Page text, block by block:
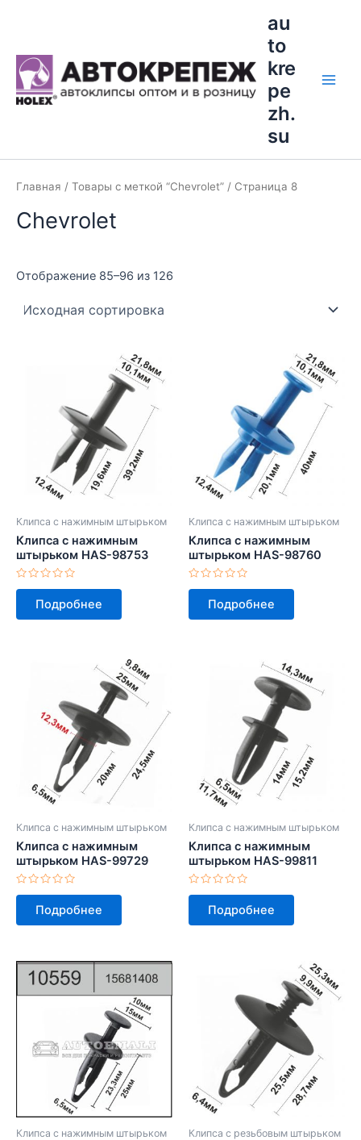
au
to
kre
pe
zh.
su
Главная / Товары с меткой “Chevrolet” / Страница 8
Chevrolet
Отображение 85–96 из 126
Клипса с нажимным штырьком
Клипса с нажимным
штырьком HAS-98753
Оценка
5
Подробнее
Клипса с нажимным штырьком
Клипса с нажимным
штырьком HAS-98760
Оценка
5
Подробнее
Клипса с нажимным штырьком
Клипса с нажимным
штырьком HAS-99729
Оценка
5
Подробнее
Клипса с нажимным штырьком
Клипса с нажимным
штырьком HAS-99811
Оценка
5
Подробнее
Клипса с нажимным штырьком Клипса с резьбовым штырьком